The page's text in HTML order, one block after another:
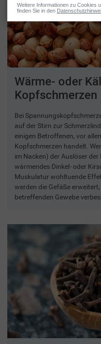
Wärme- oder
Kopfschmerzen
Bei
auf der Stirn zur
einigen Betroffenen, vor
Kopfschmerzen handelt.
im Nacken) der Auslöser
wärmendes Dinkel- oder
Muskulatur wohltuende
werden die Gefäße
betreffenden Gewebe